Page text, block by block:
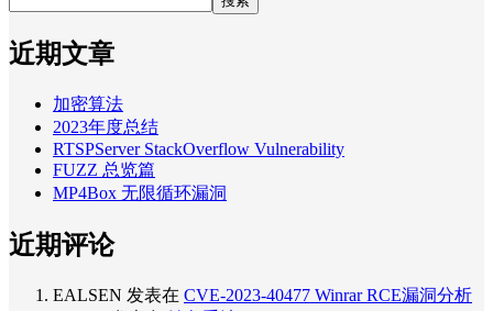
近期文章
加密算法
2023年度总结
RTSPServer StackOverflow Vulnerability
FUZZ 总览篇
MP4Box 无限循环漏洞
近期评论
EALSEN 发表在 CVE-2023-40477 Winrar RCE漏洞分析